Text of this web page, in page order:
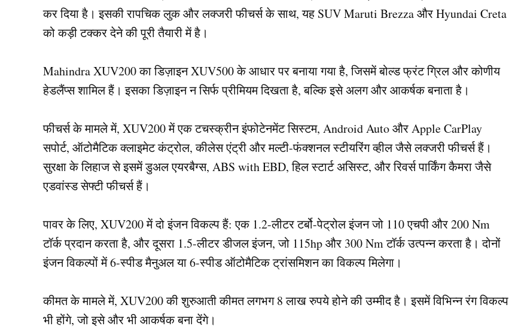
कर दिया है। इसकी रापचिक लुक और लक्जरी फीचर्स के साथ, यह SUV Maruti Brezza और Hyundai Creta
को कड़ी टक्कर देने की पूरी तैयारी में है।
Mahindra XUV200 का डिज़ाइन XUV500 के आधार पर बनाया गया है, जिसमें बोल्ड फ्रंट ग्रिल और कोणीय
हेडलैंप्स शामिल हैं। इसका डिज़ाइन न सिर्फ प्रीमियम दिखता है, बल्कि इसे अलग और आकर्षक बनाता है।
फीचर्स के मामले में, XUV200 में एक टचस्क्रीन इंफोटेनमेंट सिस्टम, Android Auto और Apple CarPlay
सपोर्ट, ऑटोमैटिक क्लाइमेट कंट्रोल, कीलेस एंट्री और मल्टी-फंक्शनल स्टीयरिंग व्हील जैसे लक्जरी फीचर्स हैं।
सुरक्षा के लिहाज से इसमें डुअल एयरबैग्स, ABS with EBD, हिल स्टार्ट असिस्ट, और रिवर्स पार्किंग कैमरा जैसे
एडवांस्ड सेफ्टी फीचर्स हैं।
पावर के लिए, XUV200 में दो इंजन विकल्प हैं: एक 1.2-लीटर टर्बो-पेट्रोल इंजन जो 110 एचपी और 200 Nm
टॉर्क प्रदान करता है, और दूसरा 1.5-लीटर डीजल इंजन, जो 115hp और 300 Nm टॉर्क उत्पन्न करता है। दोनों
इंजन विकल्पों में 6-स्पीड मैनुअल या 6-स्पीड ऑटोमैटिक ट्रांसमिशन का विकल्प मिलेगा।
कीमत के मामले में, XUV200 की शुरुआती कीमत लगभग 8 लाख रुपये होने की उम्मीद है। इसमें विभिन्न रंग विकल्प
भी होंगे, जो इसे और भी आकर्षक बना देंगे।